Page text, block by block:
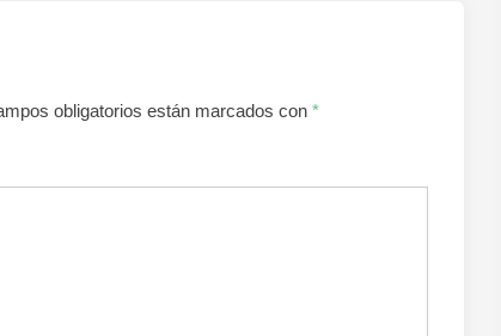
obligatorios están marcados con *